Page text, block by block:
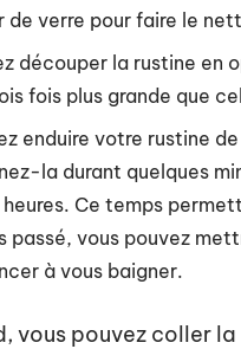
de verre pour faire le
découper la rustine
fois plus grande que
enduire votre rustine
la durant quelques
Ce temps
vous pouvez
à vous baigner.
vous pouvez coller